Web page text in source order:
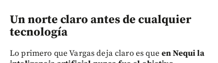
Un norte claro antes de cualquier
tecnología
Lo primero que Vargas deja claro es que en Nequi la